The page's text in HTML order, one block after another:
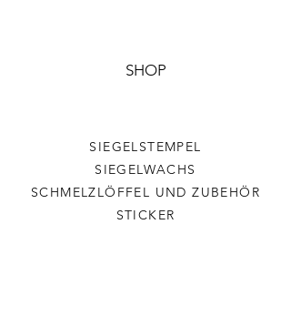
SHOP
SIEGELSTEMPEL
SIEGELWACHS
SCHMELZLÖFFEL UND ZUBEHÖR
STICKER